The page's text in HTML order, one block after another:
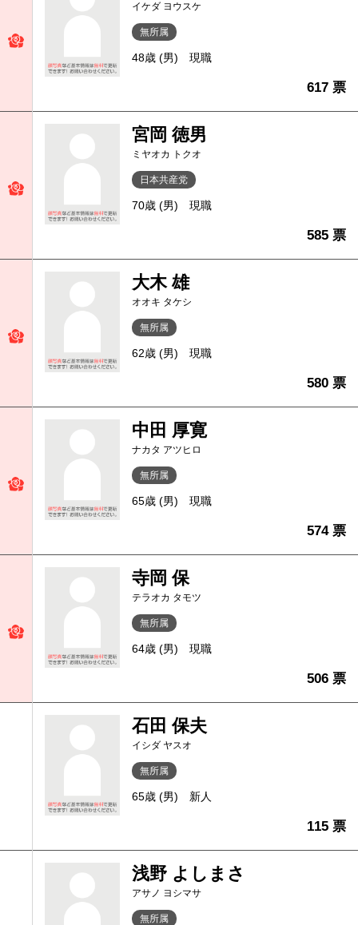
イケダ ヨウスケ
無所属
48歳 (男) 現職
617 票
宮岡 徳男
ミヤオカ トクオ
日本共産党
70歳 (男) 現職
585 票
大木 雄
オオキ タケシ
無所属
62歳 (男) 現職
580 票
中田 厚寛
ナカタ アツヒロ
無所属
65歳 (男) 現職
574 票
寺岡 保
テラオカ タモツ
無所属
64歳 (男) 現職
506 票
石田 保夫
イシダ ヤスオ
無所属
65歳 (男) 新人
115 票
浅野 よしまさ
アサノ ヨシマサ
無所属